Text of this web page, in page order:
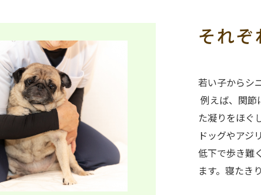
それぞ
若い子から
例えば、関節
た凝りをほぐ
ドッグやアジ
低下で歩き難
ます。寝たき